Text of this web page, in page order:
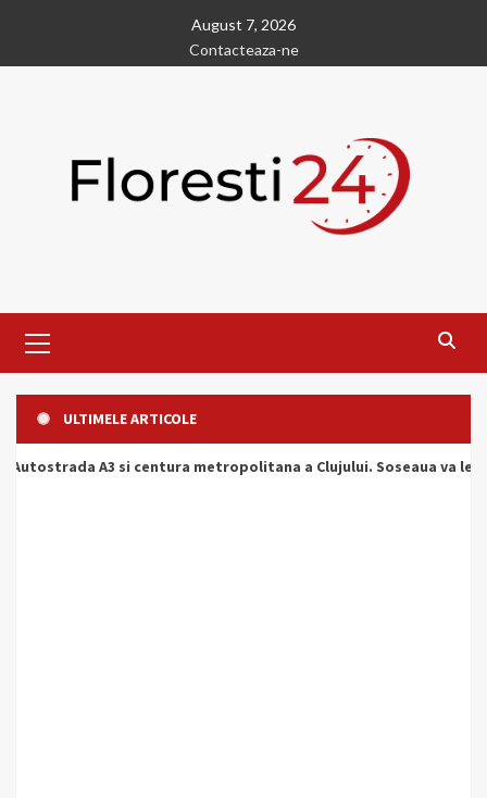
content
August 7, 2026
Contacteaza-ne
Menu
ULTIMELE ARTICOLE
metropolitana a Clujului. Soseaua va lega autostrada din